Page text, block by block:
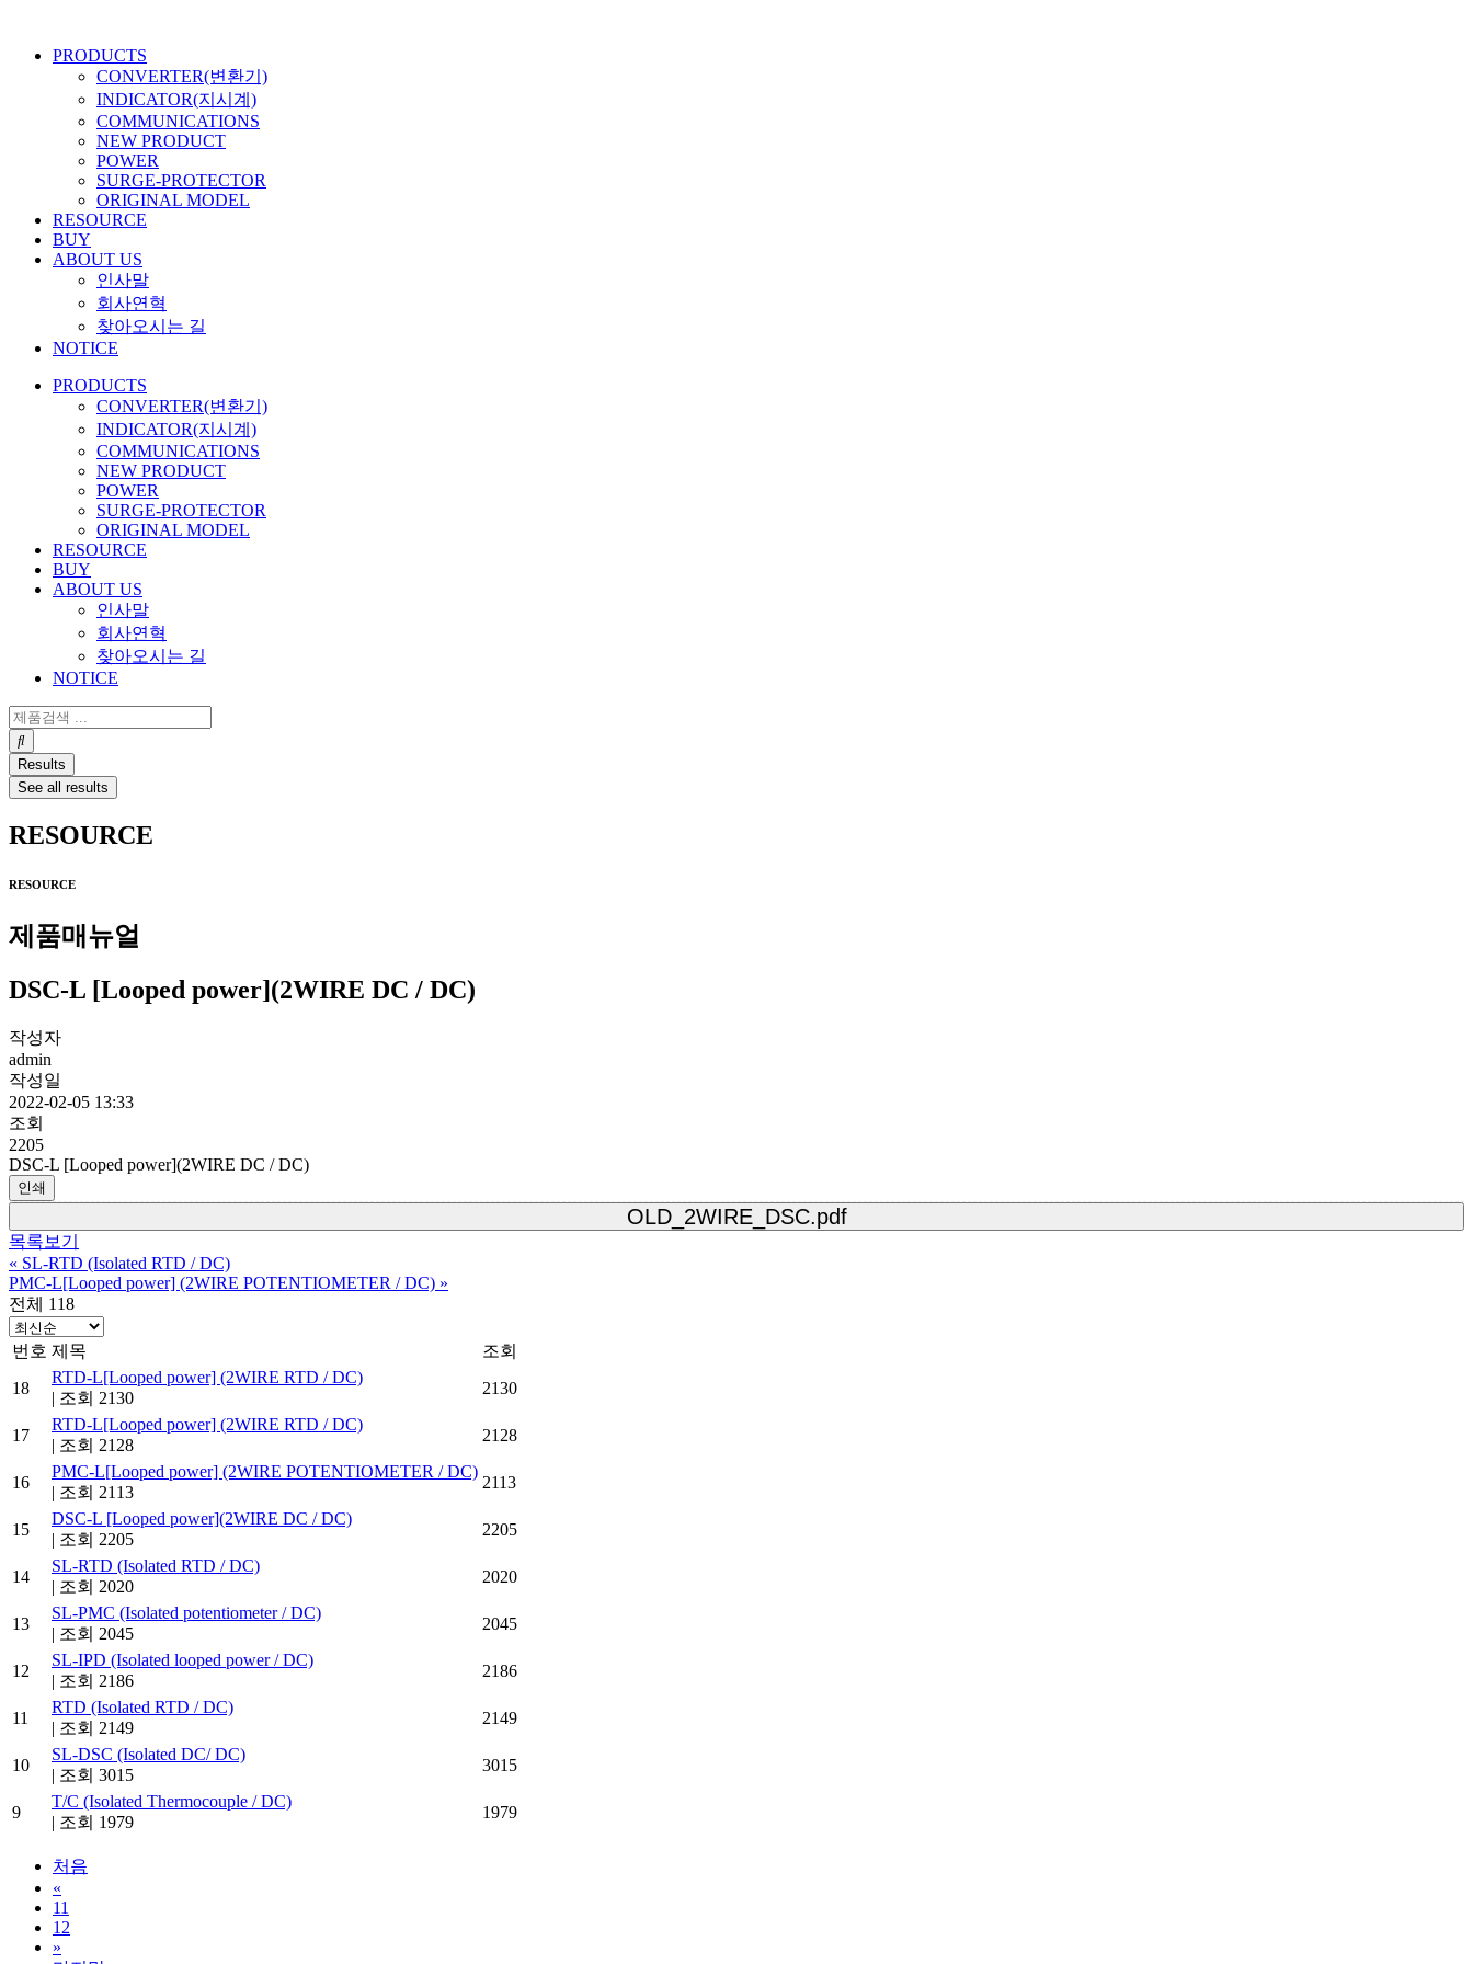
PRODUCTS
CONVERTER(변환기)
INDICATOR(지시계)
COMMUNICATIONS
NEW PRODUCT
POWER
SURGE-PROTECTOR
ORIGINAL MODEL
RESOURCE
BUY
ABOUT US
인사말
회사연혁
찾아오시는 길
NOTICE
PRODUCTS
CONVERTER(변환기)
INDICATOR(지시계)
COMMUNICATIONS
NEW PRODUCT
POWER
SURGE-PROTECTOR
ORIGINAL MODEL
RESOURCE
BUY
ABOUT US
인사말
회사연혁
찾아오시는 길
NOTICE
Search
...
Results
See all results
RESOURCE
RESOURCE
제품매뉴얼
DSC-L [Looped power](2WIRE DC / DC)
작성자
admin
작성일
2022-02-05 13:33
조회
2205
DSC-L [Looped power](2WIRE DC / DC)
인쇄
OLD_2WIRE_DSC.pdf
목록보기
« SL-RTD (Isolated RTD / DC)
PMC-L[Looped power] (2WIRE POTENTIOMETER / DC) »
전체 118
번호 제목
조회
18
RTD-L[Looped power] (2WIRE RTD / DC)
| 조회 2130
2130
17
RTD-L[Looped power] (2WIRE RTD / DC)
| 조회 2128
2128
16
PMC-L[Looped power] (2WIRE POTENTIOMETER / DC)
| 조회 2113
2113
15
DSC-L [Looped power](2WIRE DC / DC)
| 조회 2205
2205
14
SL-RTD (Isolated RTD / DC)
| 조회 2020
2020
13
SL-PMC (Isolated potentiometer / DC)
| 조회 2045
2045
12
SL-IPD (Isolated looped power / DC)
| 조회 2186
2186
11
RTD (Isolated RTD / DC)
| 조회 2149
2149
10
SL-DSC (Isolated DC/ DC)
| 조회 3015
3015
9
T/C (Isolated Thermocouple / DC)
| 조회 1979
1979
처음
«
11
12
»